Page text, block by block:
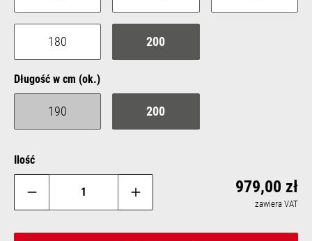
180 200
Select
Długość w cm (ok.)
190
(This option is currently unavailable.)
200
Ilość
979,00 zł
zawiera VAT